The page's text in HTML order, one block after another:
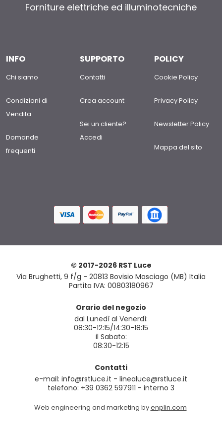
Forniture elettriche ed illuminotecniche
INFO
Chi siamo
Condizioni di
Vendita
Domande
frequenti
SUPPORTO
Contatti
Crea account
Sei un cliente?
Accedi
POLICY
Cookie Policy
Privacy Policy
Newsletter Policy
Mappa del sito
© 2017-2026 RST Luce
Via Brughetti, 9 f/g - 20813 Bovisio Masciago (MB) Italia
Partita IVA: 00803180967
Orario del negozio
dal Lunedì al Venerdì:
08:30-12:15/14:30-18:15
il Sabato:
08:30-12:15
Contatti
e-mail: info@rstluce.it - linealuce@rstluce.it
telefono: +39 0362 597911 - interno 3
Web engineering and marketing byenplin.com